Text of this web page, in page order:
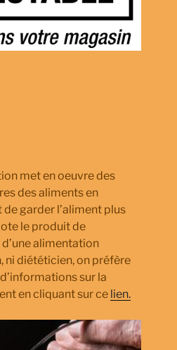
met en oeuvre des
des aliments en
garder l’aliment plus
le produit de
alimentation
ni diététicien, on préfère
sur la
en cliquant sur ce lien.